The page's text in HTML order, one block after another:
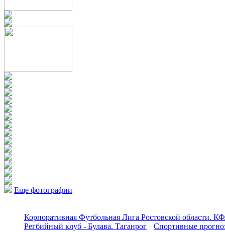
Еще фотографии
Корпоративная Футбольная Лига Ростовской области.
Регбийный клуб - Булава. Таганрог
Спортивные